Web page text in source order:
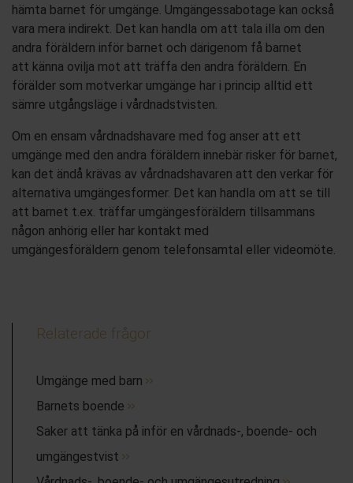
hämta barnet för umgänge. Umgängessabotage kan också
vara mera indirekt. Det kan handla om att tala illa om den
andra föräldern inför barnet och därigenom få barnet
att känna ovilja mot att träffa den andra föräldern. En
förälder som motverkar umgänge har i princip alltid ett
sämre utgångsläge i vårdnadstvisten.
Om en ensam vårdnadshavare med fog anser att ett
umgänge med den andra föräldern innebär risker för barnet,
kan det ändå krävas av vårdnadshavaren att den verkar för
alternativa umgängesformer. Det kan handla om att se till
att barnet t.ex. träffar umgängesföräldern tillsammans
någon anhörig eller har kontakt med
umgängesföräldern genom telefonsamtal eller videomöte.
Relaterade frågor
Umgänge med barn
Barnets boende
Saker att tänka på inför en vårdnads-, boende- och
umgängestvist